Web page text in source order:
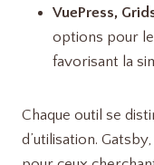
VuePress,
options pour
favorisant la
Chaque outil se
d’utilisation.